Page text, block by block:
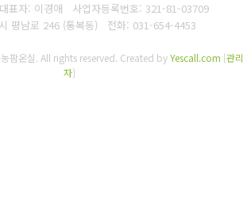
표자: 이경애 사업자등록번호: 321-81-03709
평남로 246 (통복동) 전화: 031-654-4453
팜온실. All rights reserved. Created byYescall.com [관리
자]